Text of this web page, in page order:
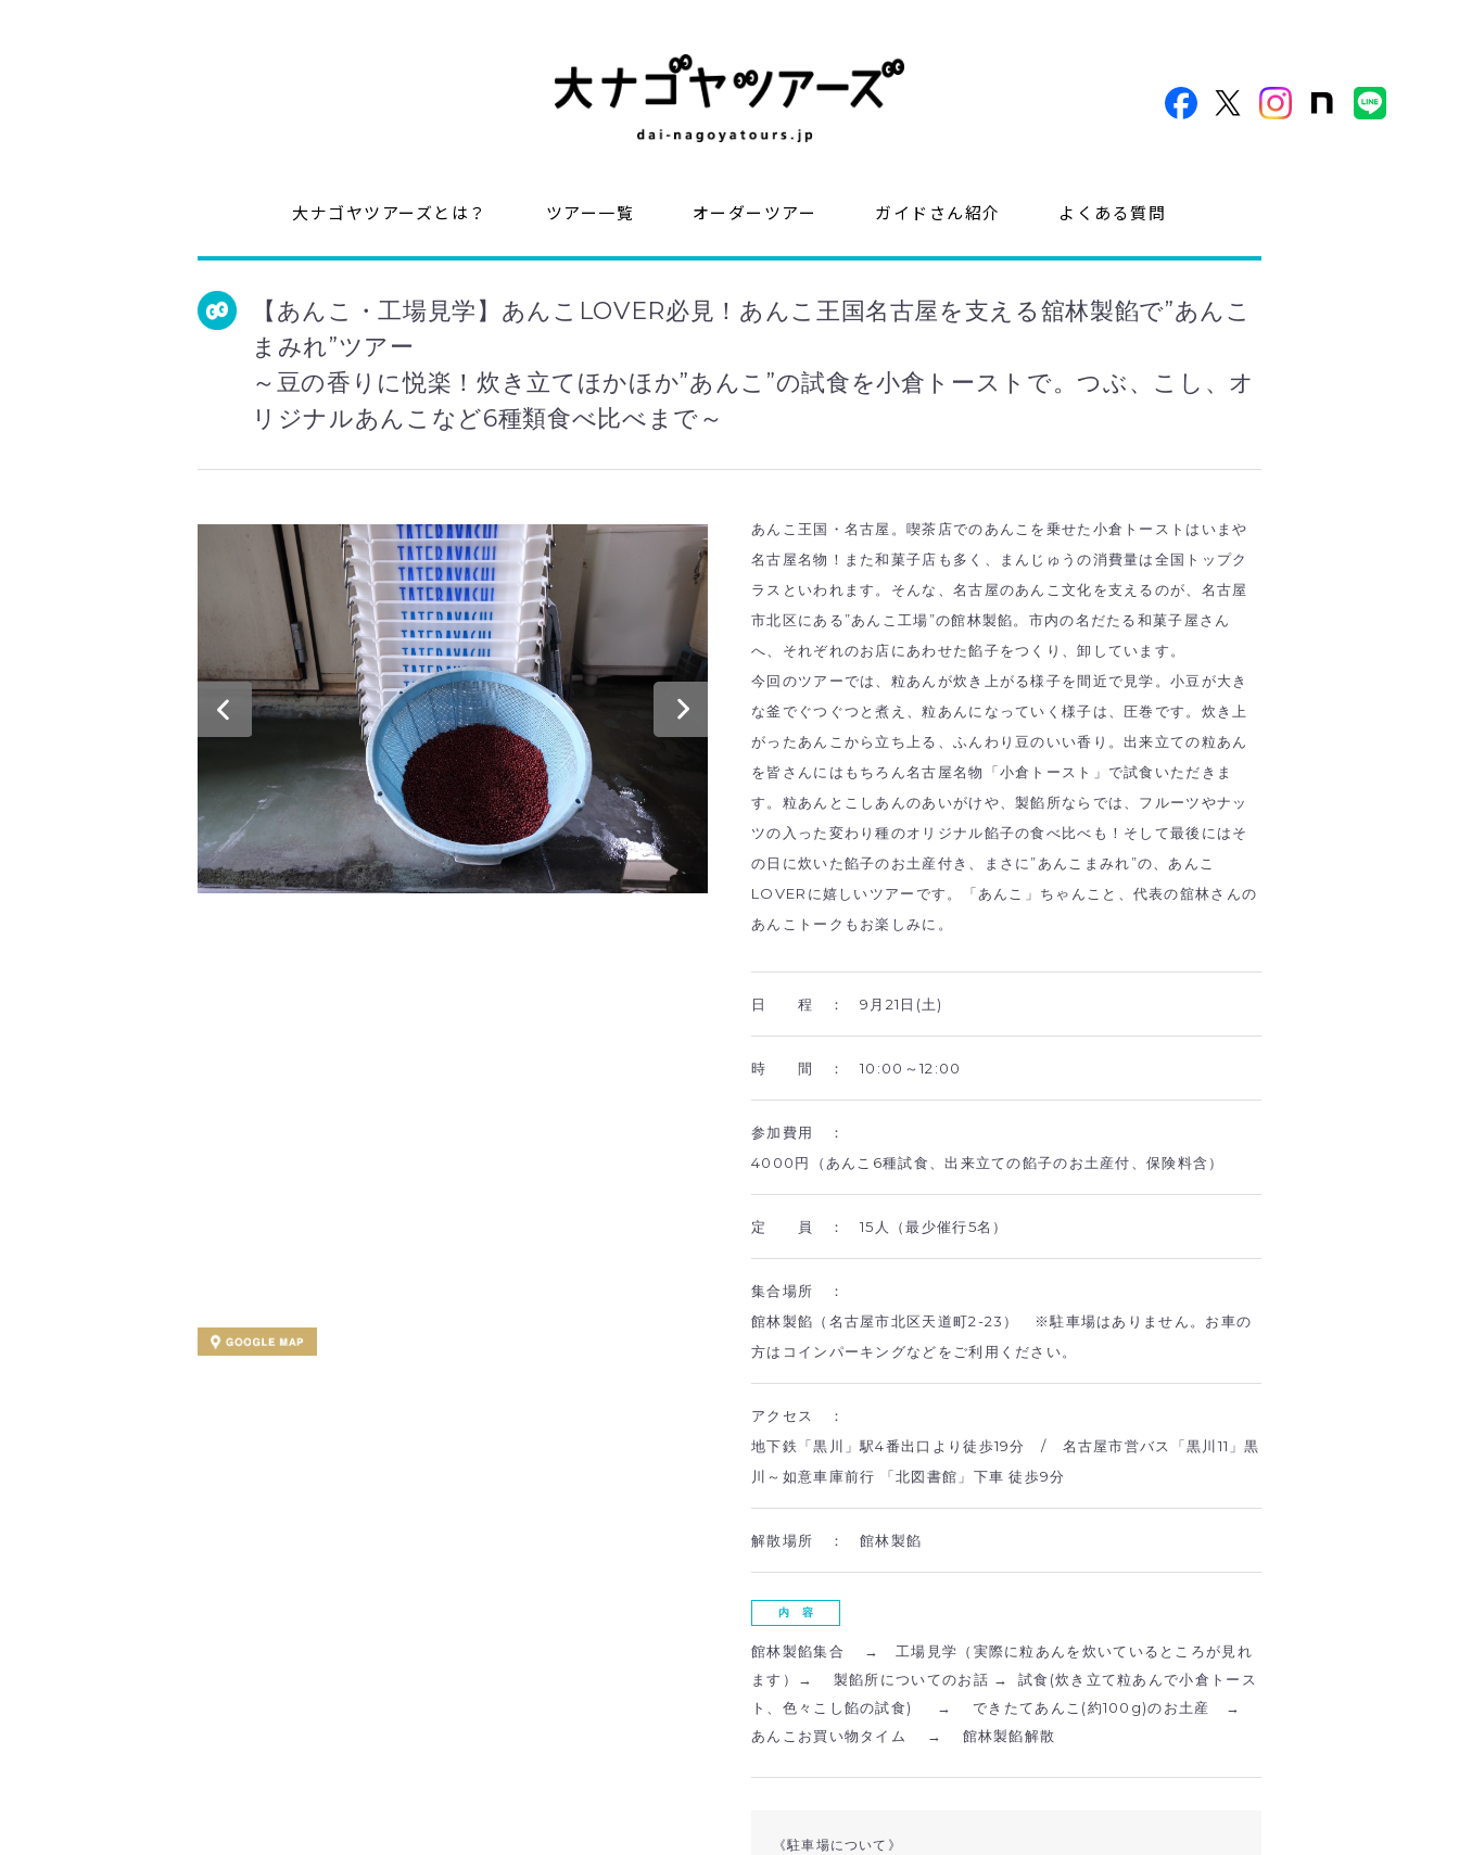
大ナゴヤツアーズとは？ ツアー一覧 オーダーツアー ガイドさん紹介 よくある質問
【あんこ・工場見学】あんこLOVER必見！あんこ王国名古屋を支える舘林製餡で”あんこ
まみれ”ツアー
～豆の香りに悦楽！炊き立てほかほか”あんこ”の試食を小倉トーストで。つぶ、こし、オ
リジナルあんこなど6種類食べ比べまで～
あんこ王国・名古屋。喫茶店でのあんこを乗せた小倉トーストはいまや
名古屋名物！また和菓子店も多く、まんじゅうの消費量は全国トップク
ラスといわれます。そんな、名古屋のあんこ文化を支えるのが、名古屋
市北区にある”あんこ工場”の館林製餡。市内の名だたる和菓子屋さん
へ、それぞれのお店にあわせた餡子をつくり、卸しています。
今回のツアーでは、粒あんが炊き上がる様子を間近で見学。小豆が大き
な釜でぐつぐつと煮え、粒あんになっていく様子は、圧巻です。炊き上
がったあんこから立ち上る、ふんわり豆のいい香り。出来立ての粒あん
を皆さんにはもちろん名古屋名物「小倉トースト」で試食いただきま
す。粒あんとこしあんのあいがけや、製餡所ならでは、フルーツやナッ
ツの入った変わり種のオリジナル餡子の食べ比べも！そして最後にはそ
の日に炊いた餡子のお土産付き、まさに ”あんこまみれ”の、あんこ
LOVER に嬉しいツアーです。「あんこ」ちゃんこと、代表の舘林さんの
あんこトークもお楽しみに。
日 程 ：9月21日(土)
時 間 ：10:00～12:00
参加費用 ：
4000円（あんこ6種試食、出来立ての餡子のお土産付、保険料含）
定 員 ：15人（最少催行5名）
集合場所 ：
館林製餡（名古屋市北区天道町2-23） ※駐車場はありません。お車の
方はコインパーキングなどをご利用ください。
アクセス ：
地下鉄「黒川」駅4番出口より徒歩19分 / 名古屋市営バス「黒川11」黒
川～如意車庫前行 「北図書館」下車 徒歩9分
解散場所 ：館林製餡
内 容
館林製餡集合 → 工場見学（実際に粒あんを炊いているところが見れ
ます）
→ 製餡所についてのお話 →試食 (炊き立て粒あんで小倉トース
ト、色々こし餡の試食) → できたてあんこ(約100g)のお土産 →
あんこ お買い物タイム → 館林製餡解散
《駐車場について》